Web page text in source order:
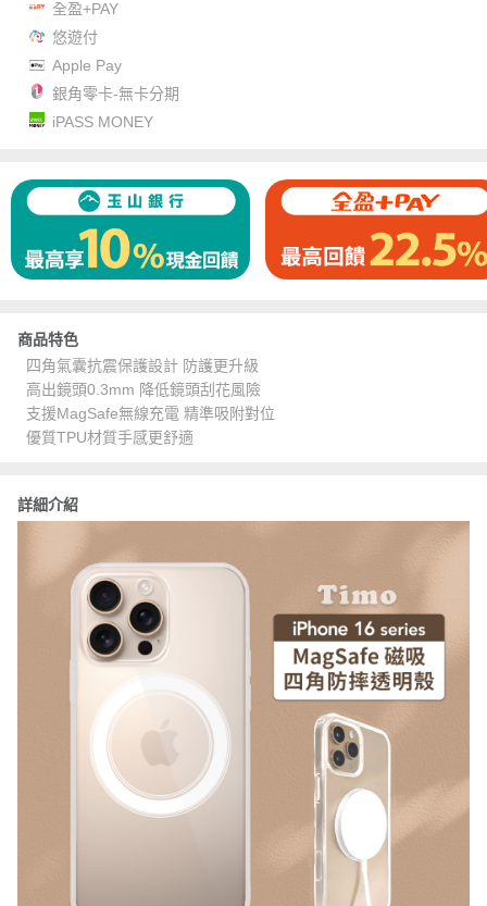
全盈+PAY
悠遊付
Apple Pay
銀角零卡-無卡分期
iPASS MONEY
商品特色
四角氣囊抗震保護設計 防護更升級
高出鏡頭0.3mm 降低鏡頭刮花風險
支援MagSafe無線充電 精準吸附對位
優質TPU材質手感更舒適
詳細介紹